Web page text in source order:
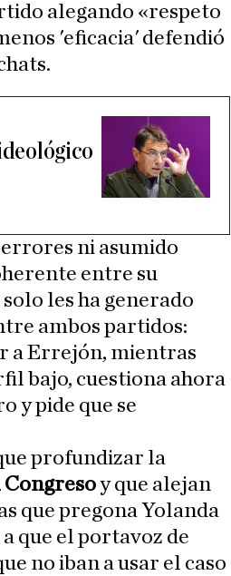
alegando «respeto
'eficacia' defendió
ni asumido
entre su
les ha generado
ambos partidos:
a Errejón, mientras
bajo, cuestiona ahora
y pide que se
profundizar la
y que alejan
que pregona Yolanda
que el portavoz de
no iban a usar el caso